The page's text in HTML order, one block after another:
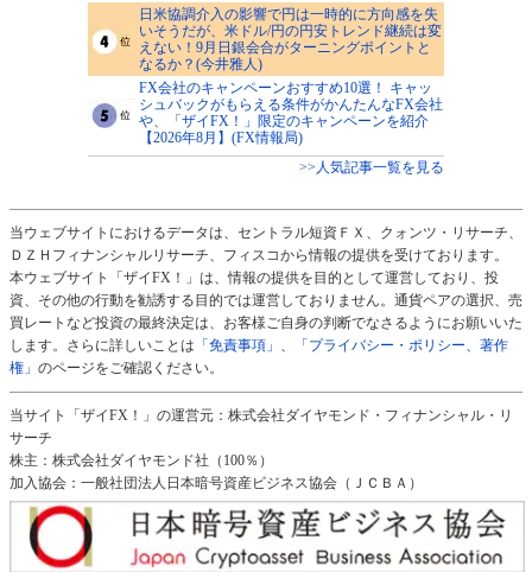
日米協調介入の影響で円は一時的に方向感を失
いそうだが、米ドル/円の円安トレンド継続は変
えない！9月日銀会合がターニングポイントと
なるか？(今井雅人)
FX会社のキャンペーンおすすめ10選！ キャッ
シュバックがもらえる条件がかんたんなFX会社
や、「ザイFX！」限定のキャンペーンを紹介
【2026年8月】(FX情報局)
>>人気記事一覧を見る
当ウェブサイトにおけるデータは、セントラル短資ＦＸ、クォンツ・リサーチ、
ＤＺＨフィナンシャルリサーチ、フィスコから情報の提供を受けております。
本ウェブサイト「ザイFX！」は、情報の提供を目的として運営しており、投
資、その他の行動を勧誘する目的では運営しておりません。通貨ペアの選択、売
買レートなど投資の最終決定は、お客様ご自身の判断でなさるようにお願いいた
します。さらに詳しいことは 「免責事項」
「プライバシー・ポリシー、著作
権」 のページをご確認ください。
当サイト「ザイFX！」の運営元：株式会社ダイヤモンド・フィナンシャル・リ
サーチ
株主：株式会社ダイヤモンド社（100％）
加入協会：一般社団法人日本暗号資産ビジネス協会（ＪＣＢＡ）